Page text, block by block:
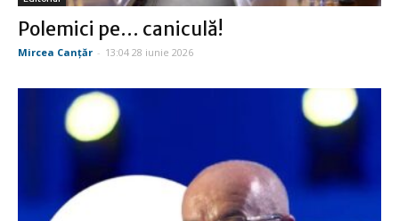
Polemici pe… caniculă!
Mircea Canţăr - 13:04 28 iunie 2026